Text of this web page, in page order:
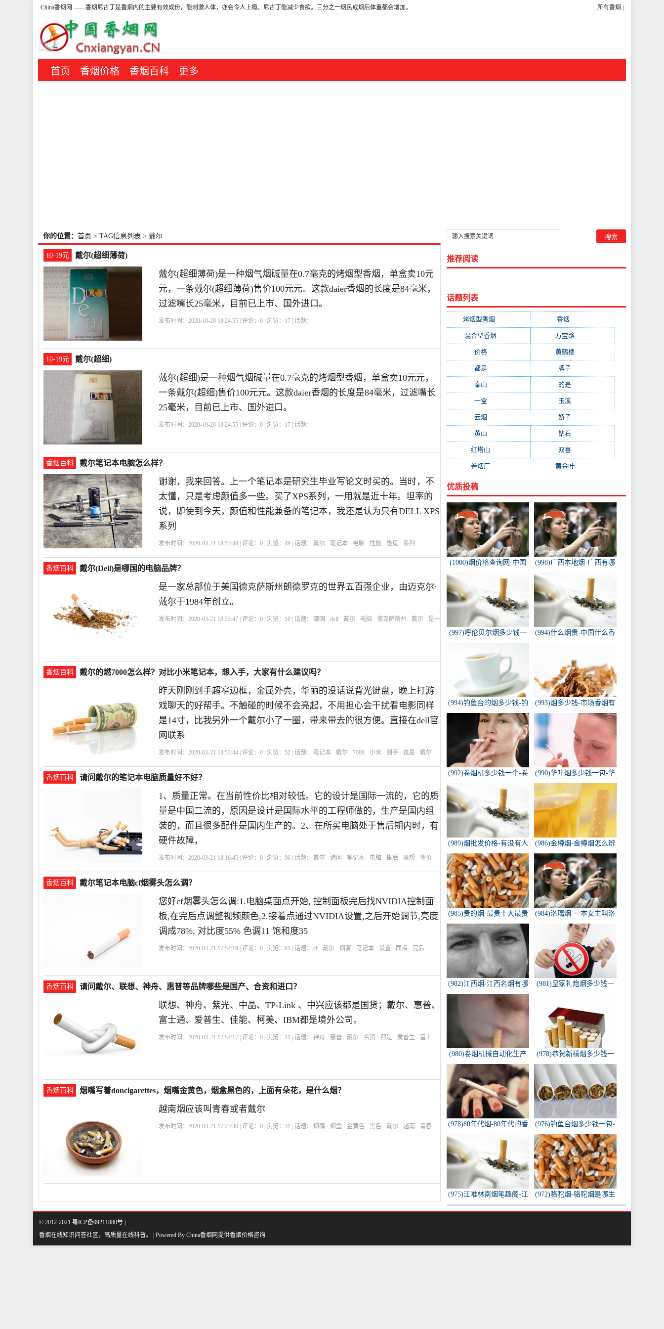
所有香烟
China香烟网 ——香烟尼古丁是香烟内的主要有效成份，能刺激人体，亦会令人上瘾。尼古丁能减少食欲。三分之一烟民戒烟后体重都会增加。
首页 香烟价格 香烟百科 更多
你的位置： 首页 > TAG信息列表 > 戴尔
10-19元 戴尔(超细薄荷)
戴尔(超细薄荷)是一种烟气烟碱量在0.7毫克的烤烟型香烟，单盒卖10元
元，一条戴尔(超细薄荷)售价100元元。这款daier香烟的长度是84毫米，
过滤嘴长25毫米，目前已上市、国外进口。
发布时间：2020-10-20 18:24:55 | 评论：0 | 浏览： 17 | 话题：
10-19元 戴尔(超细)
戴尔(超细)是一种烟气烟碱量在0.7毫克的烤烟型香烟，单盒卖10元元，
一条戴尔(超细)售价100元元。这款daier香烟的长度是84毫米，过滤嘴长
25毫米，目前已上市、国外进口。
发布时间：2020-10-20 18:24:55 | 评论：0 | 浏览： 17 | 话题：
香烟百科 戴尔笔记本电脑怎么样？
谢谢，我来回答。上一个笔记本是研究生毕业写论文时买的。当时，不
太懂，只是考虑颜值多一些。买了XPS系列，一用就是近十年。坦率的
说，即使到今天，颜值和性能兼备的笔记本，我还是认为只有DELL XPS
系列
发布时间：2020-03-21 18:53:48 | 评论：0 | 浏览：49 | 话题： 戴尔 笔记本 电脑 性能 愚见 系列
香烟百科 戴尔(Dell)是哪国的电脑品牌？
是一家总部位于美国德克萨斯州朗德罗克的世界五百强企业，由迈克尔·
戴尔于1984年创立。
发布时间：2020-03-21 18:53:47 | 评论：0 | 浏览： 10 | 话题： 哪国 dell 戴尔 电脑 德克萨斯州 戴尔
是一
香烟百科 戴尔的燃7000怎么样？对比小米笔记本，想入手，大家有什么建议吗？
昨天刚刚到手超窄边框，金属外壳，华丽的没话说背光键盘，晚上打游
戏聊天的好帮手。不触碰的时候不会亮起，不用担心会干扰看电影同样
是14寸，比我另外一个戴尔小了一圈，带来带去的很方便。直接在dell官
网联系
发布时间：2020-03-21 18:53:44 | 评论：0 | 浏览：52 | 话题： 笔记本 戴尔 7000 小米 到手 这是 戴尔
香烟百科 请问戴尔的笔记本电脑质量好不好？
1、质量正常。在当前性价比相对较低。它的设计是国际一流的，它的质
量是中国二流的，原因是设计是国际水平的工程师做的，生产是国内组
装的，而且很多配件是国内生产的。2、在所买电脑处于售后期内时，有
硬件故障，
发布时间：2020-03-21 18:16:45 | 评论：0 | 浏览：96 | 话题： 戴尔 请问 笔记本 电脑 售后 联想
性价
比
香烟百科 戴尔笔记本电脑cf烟雾头怎么调？
您好cf烟雾头怎么调:1.电脑桌面点开始, 控制面板完后找NVIDIA控制面
板,在完后点调整视频颜色,2.接着点通过NVIDIA设置,之后开始调节,亮度
调成78%, 对比度55% 色调11 饱和度35
发布时间：2020-03-21 17:54:19 | 评论：0 | 浏览：81 | 话题： cf 戴尔 烟雾 笔记本 设置 面点 完后
香烟百科 请问戴尔、联想、神舟、惠普等品牌哪些是国产、合资和进口？
联想、神舟、紫光、中晶、TP-Link 、中兴应该都是国货；戴尔、惠普、
富士通、爱普生、佳能、柯美、IBM都是境外公司。
发布时间：2020-03-21 17:54:17 | 评论：0 | 浏览： 11 | 话题： 神舟 惠普 戴尔 合资 都是 爱普生
富士
香烟百科 烟嘴写着doncigarettes，烟嘴金黄色，烟盒黑色的，上面有朵花，是什么烟？
越南烟应该叫青春或者戴尔
发布时间：2020-03-21 17:23:30 | 评论：0 | 浏览：31 | 话题： 烟嘴 烟盒 金黄色 黑色 戴尔 越南 青春
推荐阅读
话题列表
烤烟型香烟 香烟
混合型香烟 万宝路(331)
价格(319) 黄鹤楼(315)
都是(272) 牌子
泰山 的是
一盒(176) 玉溪
云烟 娇子
黄山 钻石
红塔山 双喜
卷烟厂 黄金叶(151)
优质投稿
(1000)烟价格查询网-中国
(998)广西本地烟-广西有哪
(997)呼伦贝尔烟多少钱一
包-白色的呼伦贝尔香烟多
少钱一包
(994)什么烟贵-中国什么香
(994)钓鱼台的烟多少钱-钓
鱼台香烟价格有哪几种规
格？
(993)烟多少钱-市场香烟有
几种 各多少钱一包
(992)卷烟机多少钱一个-卷
(990)华叶烟多少钱一包-华
叶烟价格多少钱一包
(989)烟批发价格-有没有人
知道，各种香烟批发价？
(986)金樽烟-金樽烟怎么辨
别真假
(985)贵的烟-最贵十大最贵
的香烟是什么
(984)洛璃烟-一本女主叫洛
璃烟的快穿小说，叫什么
名字来着？？？
(982)江西烟-江西名烟有哪
些
(981)皇家礼炮烟多少钱一
(980)卷烟机械自动化生产
线-中国烟草机械集团
(978)恭贺新禧烟多少钱一
包-恭贺新禧香烟有细支的
多少钱一盒？
(978)80年代烟-80年代的香
(976)钓鱼台烟多少钱一包-
钓鱼台烟多少钱一包
(975)江唯林南烟笔趣阁-江
唯林南烟小说叫什么名
字？
(972)骆驼烟-骆驼烟是哪生
产的
© 2012-2021 粤ICP备09211880号 |
香烟在线知识问答社区，高质量在线科普。 | Powered By China香烟网提供香烟价格咨询